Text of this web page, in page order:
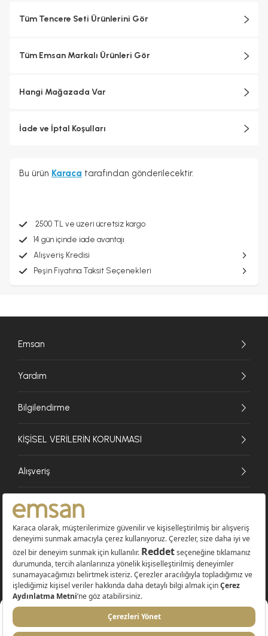
2.699 TL
Sepete Ekle
Tüm Tencere Seti Ürünlerini Gör
Tüm Emsan Markalı Ürünleri Gör
Hangi Mağazada Var
İade ve İptal Koşulları
Bu ürün Karaca tarafından gönderilecektir.
2500 TL ve üzeri ücretsiz kargo
14 gün içinde iade avantajı
Alışveriş Kredisi
Peşin Fiyatına Taksit Seçenekleri
Emsan
Yardım
Bilgilendirme
KİŞİSEL VERİLERİN KORUNMASI
Alışveriş
© 2026 EMSAN A.Ş. Tüm Hakları Saklıdır